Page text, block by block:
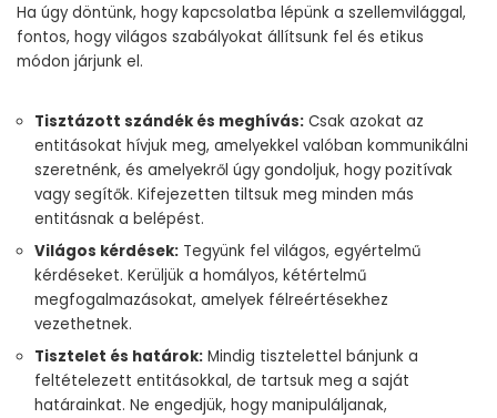
Ha úgy döntünk, hogy kapcsolatba lépünk a szellemvilággal,
fontos, hogy világos szabályokat állítsunk fel és etikus
módon járjunk el.
Tisztázott szándék és meghívás: Csak azokat az
entitásokat hívjuk meg, amelyekkel valóban kommunikálni
szeretnénk, és amelyekről úgy gondoljuk, hogy pozitívak
vagy segítők. Kifejezetten tiltsuk meg minden más
entitásnak a belépést.
Világos kérdések: Tegyünk fel világos, egyértelmű
kérdéseket. Kerüljük a homályos, kétértelmű
megfogalmazásokat, amelyek félreértésekhez
vezethetnek.
Tisztelet és határok: Mindig tisztelettel bánjunk a
feltételezett entitásokkal, de tartsuk meg a saját
határainkat. Ne engedjük, hogy manipuláljanak,